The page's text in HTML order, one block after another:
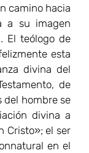
camino hacia
a su imagen
El teólogo de
esta
divina del
de
del hombre se
divina a
Cristo»; el ser
en el